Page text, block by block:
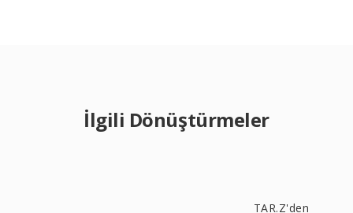
İlgili Dönüştürmeler
TAR.Z'den